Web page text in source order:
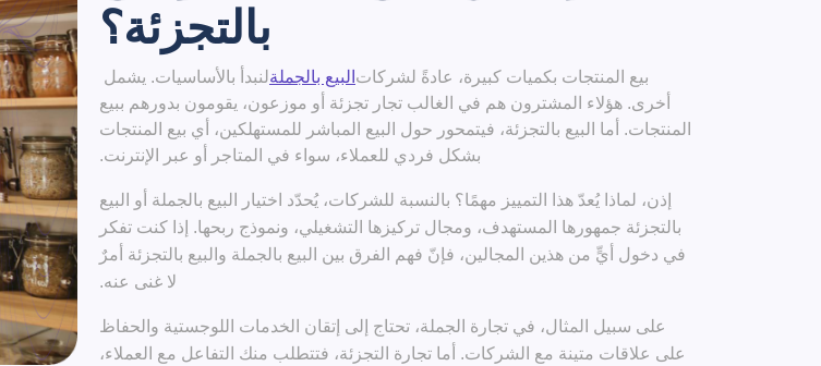
بالتجزئة؟
لنبدأ بالأساسيات. يشملالبيع بالجملة بيع المنتجات بكميات كبيرة، عادةً لشركات
أخرى. هؤلاء المشترون هم في الغالب تجار تجزئة أو موزعون، يقومون بدورهم ببيع
المنتجات. أما البيع بالتجزئة، فيتمحور حول البيع المباشر للمستهلكين، أي بيع المنتجات
بشكل فردي للعملاء، سواء في المتاجر أو عبر الإنترنت.
إذن، لماذا يُعدّ هذا التمييز مهمًا؟ بالنسبة للشركات، يُحدّد اختيار البيع بالجملة أو البيع
بالتجزئة جمهورها المستهدف، ومجال تركيزها التشغيلي، ونموذج ربحها. إذا كنت تفكر
في دخول أيٍّ من هذين المجالين، فإنّ فهم الفرق بين البيع بالجملة والبيع بالتجزئة أمرٌ
لا غنى عنه.
على سبيل المثال، في تجارة الجملة، تحتاج إلى إتقان الخدمات اللوجستية والحفاظ
على علاقات متينة مع الشركات. أما تجارة التجزئة، فتتطلب منك التفاعل مع العملاء،